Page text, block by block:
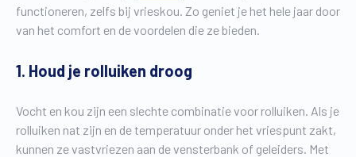
functioneren, zelfs bij vrieskou. Zo geniet je het hele jaar door
van het comfort en de voordelen die ze bieden.
1. Houd je rolluiken droog
Vocht en kou zijn een slechte combinatie voor rolluiken. Als je
rolluiken nat zijn en de temperatuur onder het vriespunt zakt,
kunnen ze vastvriezen aan de vensterbank of geleiders. Met